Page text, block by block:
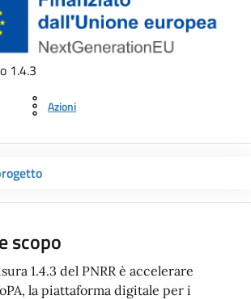
1.4.3
Azioni
scopo
1.4.3 del PNRR è accelerare
la piattaforma digitale per i